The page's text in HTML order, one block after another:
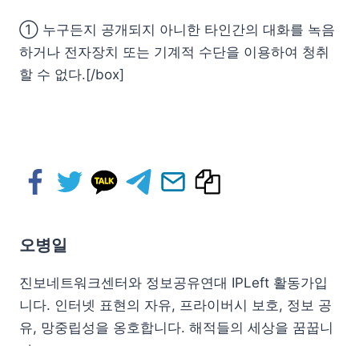
① 누구든지 공개되지 아니한 타인간의 대화를 녹음
하거나 전자장치 또는 기계적 수단을 이용하여 청취
할 수 없다.[/box]
오병일
진보네트워크센터와 정보공유연대 IPLeft 활동가입
니다. 인터넷 표현의 자유, 프라이버시 보호, 정보 공
유, 망중립성을 옹호합니다. 해적들의 세상을 꿈꿉니